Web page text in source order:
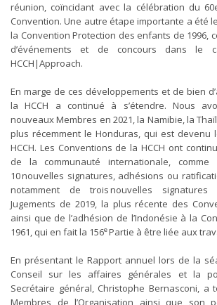
réunion, coïncidant avec la célébration du
Convention. Une autre étape importante a été
la Convention Protection des enfants de 1996,
d’événements et de concours dans le
HCCH|Approach.
En marge de ces développements et de bien
la HCCH a continué à s’étendre. Nous
nouveaux Membres en 2021, la Namibie, la
plus récemment le Honduras, qui est devenu
HCCH. Les Conventions de la HCCH ont
de la communauté internationale,
10 nouvelles signatures, adhésions ou
notamment de trois nouvelles
Jugements de 2019, la plus récente des
ainsi que de l’adhésion de l’Indonésie à la
1961, qui en fait la 156ePartie à être liée aux
En présentant le Rapport annuel lors de la
Conseil sur les affaires générales et la
Secrétaire général, Christophe Bernasconi, a
Membres de l’Organisation ainsi que son